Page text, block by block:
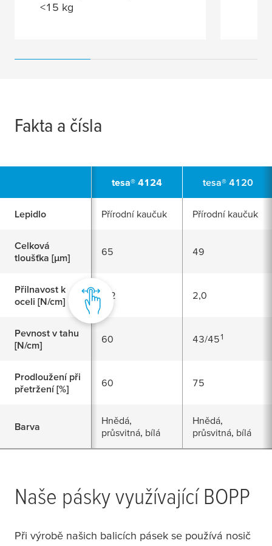
<15 kg
Fakta a čísla
tesa® 4124 tesa® 4120
Lepidlo Přírodní kaučuk Přírodní kaučuk
Celková
tloušťka [μm]
65 49
Přilnavost k
oceli [N/cm]
3,2 2,0
Pevnost v tahu
[N/cm]
60 43/451
Prodloužení při
přetržení [%]
60 75
Barva
Hnědá,
průsvitná, bílá
Hnědá,
průsvitná, bílá
Naše pásky využívající BOPP
Při výrobě našich balicích pásek se používá nosič